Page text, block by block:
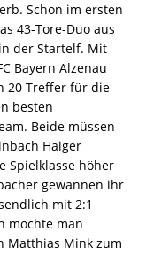
Schon im ersten
43-Tore-Duo aus
der Startelf. Mit
Bayern Alzenau
20 Treffer für die
besten
Beide müssen
Haiger
Spielklasse höher
gewannen ihr
mit 2:1
möchte man
Matthias Mink zum